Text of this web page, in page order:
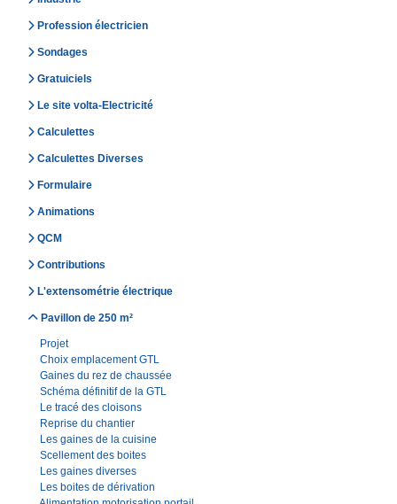
Profession électricien
Sondages
Gratuiciels
Le site volta-Electricité
Calculettes
Calculettes Diverses
Formulaire
Animations
QCM
Contributions
L'extensométrie électrique
Pavillon de 250 m²
Projet
Choix emplacement GTL
Gaines du rez de chaussée
Schéma définitif de la GTL
Le tracé des cloisons
Reprise du chantier
Les gaines de la cuisine
Scellement des boites
Les gaines diverses
Les boites de dérivation